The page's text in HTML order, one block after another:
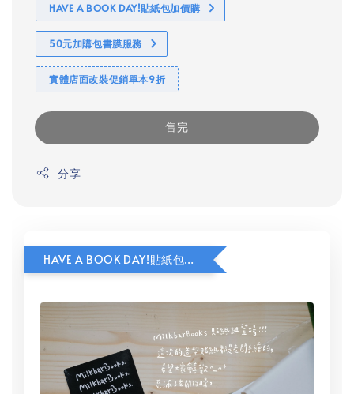
HAVE A BOOK DAY!貼紙包加價購
50元加購包書膜服務
實體店面改裝促銷單本9折
售完
分享
HAVE A BOOK DAY!貼紙包加價購